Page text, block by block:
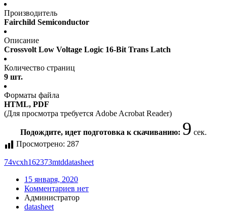
Производитель
Fairchild Semiconductor
Описание
Crossvolt Low Voltage Logic 16-Bit Trans Latch
Количество страниц
9 шт.
Форматы файла
HTML, PDF
(Для просмотра требуется Adobe Acrobat Reader)
Подождите, идет подготовка к скачиванию: 9 сек.
Просмотрено: 287
74vcxh162373mtddatasheet
15 января, 2020
Комментариев нет
Администратор
datasheet